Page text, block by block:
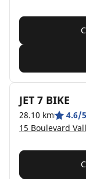
JET 7 BIKE
28.10 km 4.6/5
15 Boulevard